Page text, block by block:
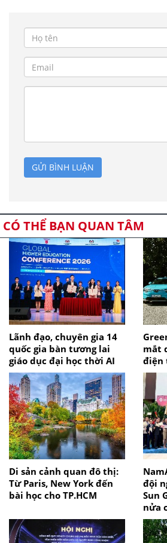
GỬI BÌNH LUẬN
CÓ THỂ BẠN QUAN TÂM
Lãnh đạo, chuyên gia 14
quốc gia bàn tương lai
giáo dục đại học thời AI
mắt
điện
Di sản cảnh quan đô thị:
Từ Paris, New York đến
bài học cho TP.HCM
đội
Sun
nửa